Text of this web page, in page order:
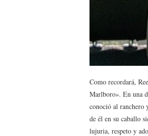
Como recordará,
Marlboro». En una
conoció al ranchero
de él en su caballo
lujuria, respeto y